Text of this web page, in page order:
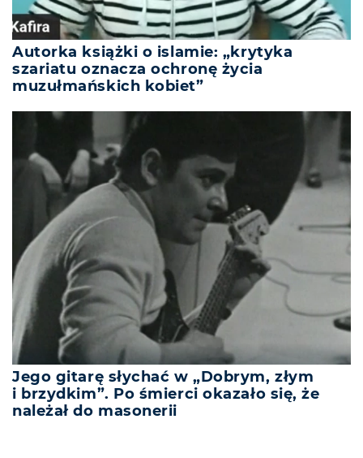
Autorka książki o islamie: „krytyka
szariatu oznacza ochronę życia
muzułmańskich kobiet”
Jego gitarę słychać w „Dobrym, złym
i brzydkim”. Po śmierci okazało się, że
należał do masonerii